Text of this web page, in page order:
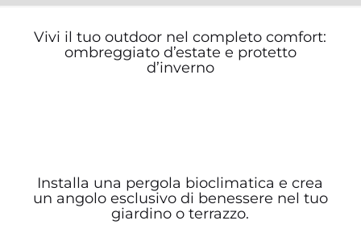
Vivi il tuo outdoor nel completo comfort:
ombreggiato d’estate e protetto
d’inverno
Installa una pergola bioclimatica e crea
un angolo esclusivo di benessere nel tuo
giardino o terrazzo.